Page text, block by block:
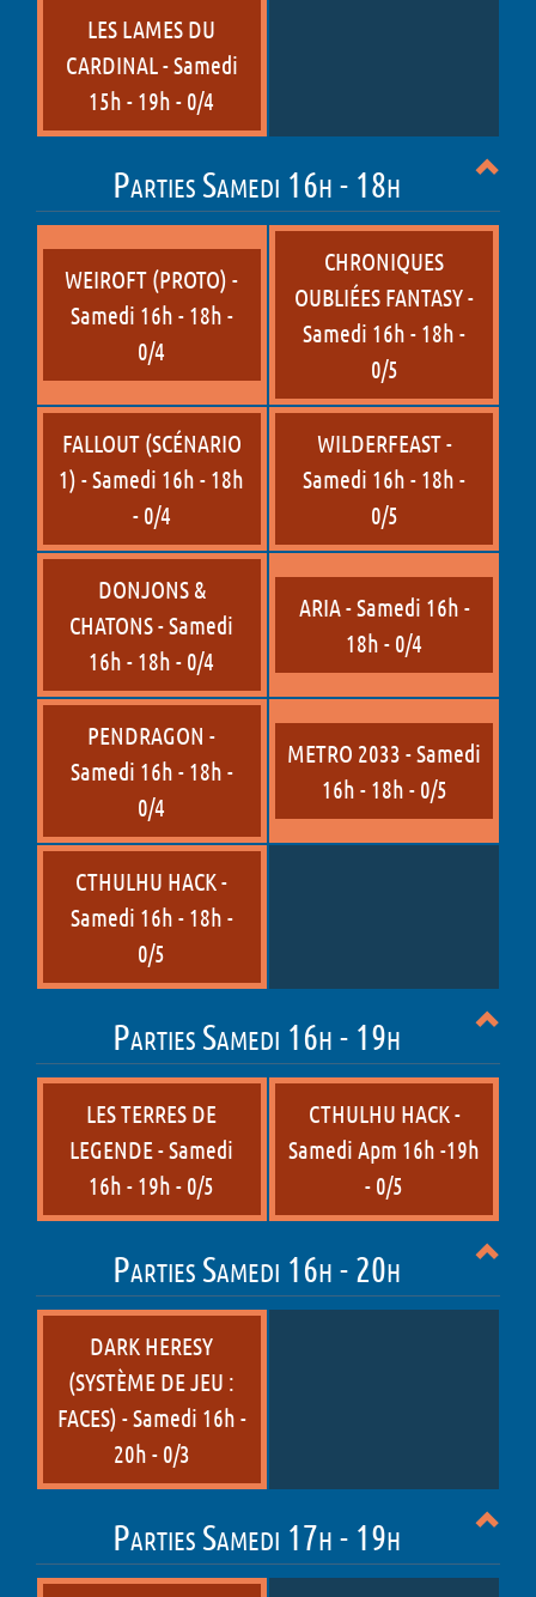
LES LAMES DU
CARDINAL - Samedi
15h - 19h - 0/4
Parties Samedi 16h - 18h
WEIROFT (PROTO) -
Samedi 16h - 18h -
0/4
CHRONIQUES
OUBLIÉES FANTASY -
Samedi 16h - 18h -
0/5
FALLOUT (SCÉNARIO
1) - Samedi 16h - 18h
- 0/4
WILDERFEAST -
Samedi 16h - 18h -
0/5
DONJONS &
CHATONS - Samedi
16h - 18h - 0/4
ARIA - Samedi 16h -
18h - 0/4
PENDRAGON -
Samedi 16h - 18h -
0/4
METRO 2033 - Samedi
16h - 18h - 0/5
CTHULHU HACK -
Samedi 16h - 18h -
0/5
Parties Samedi 16h - 19h
LES TERRES DE
LEGENDE - Samedi
16h - 19h - 0/5
CTHULHU HACK -
Samedi Apm 16h -19h
- 0/5
Parties Samedi 16h - 20h
DARK HERESY
(SYSTÈME DE JEU :
FACES) - Samedi 16h -
20h - 0/3
Parties Samedi 17h - 19h